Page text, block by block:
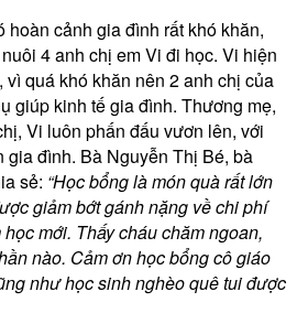
cảnh gia đình rất khó khăn,
4 anh chị em Vi đi học. Vi hiện
quá khó khăn nên 2 anh chị của
giúp kinh tế gia đình. Thương mẹ,
Vi luôn phấn đấu vươn lên, với
gia đình. Bà Nguyễn Thị Bé, bà
sẻ: “Học bổng là món quà rất lớn
giảm bớt gánh nặng về chi phí
mới. Thấy cháu chăm ngoan,
nào. Cảm ơn học bổng cô giáo
như học sinh nghèo quê tui được